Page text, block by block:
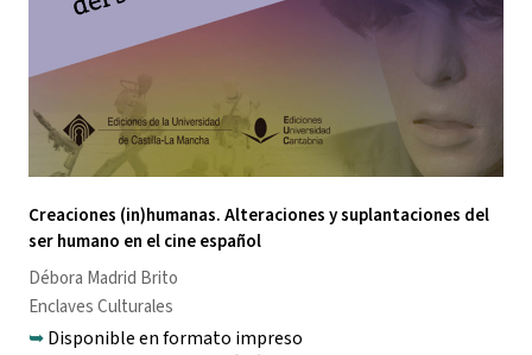
Creaciones (in)humanas. Alteraciones y suplantaciones del
ser humano en el cine español
Débora Madrid Brito
Enclaves Culturales
➥Disponible en formato impreso